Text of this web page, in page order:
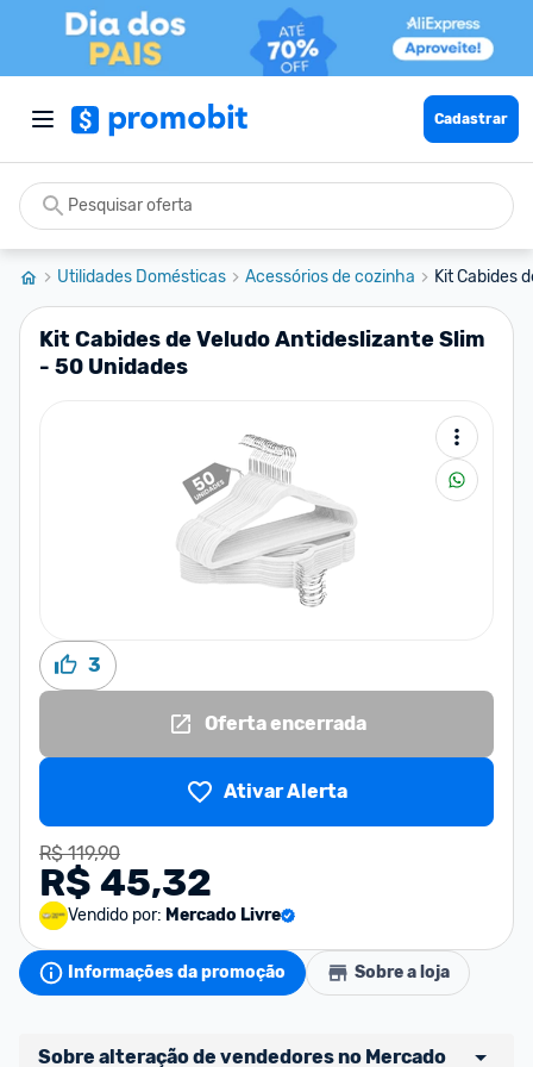
Cadastrar
Utilidades Domésticas Acessórios de cozinha Kit Cabides
Kit Cabides de Veludo Antideslizante Slim
- 50 Unidades
3
Oferta encerrada
Ativar Alerta
R$ 119,90
R$ 45,32
Vendido por: Mercado Livre
Informações da promoção Sobre a loja
Sobre alteração de vendedores no Mercado